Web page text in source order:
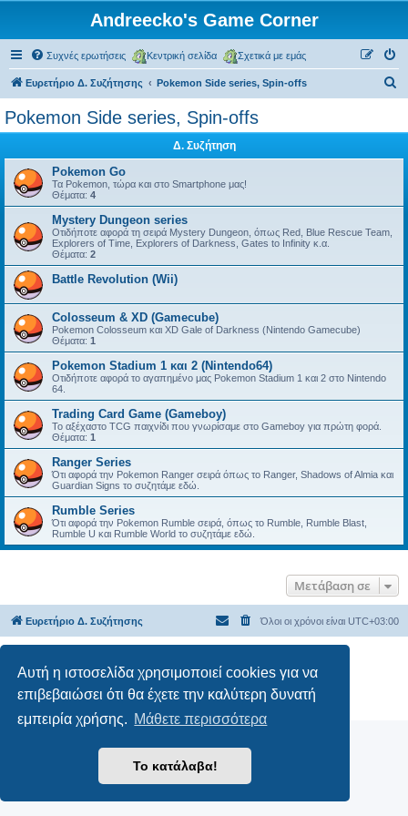
Αυτή η ιστοσελίδα χρησιμοποιεί cookies για να
επιβεβαιώσει ότι θα έχετε την καλύτερη δυνατή
εμπειρία χρήσης. Μάθετε περισσότερα
Το κατάλαβα!
Andreecko's Game Corner
Συχνές ερωτήσεις Κεντρική σελίδα Σχετικά με εμάς
Ευρετήριο Δ. Συζήτησης Pokemon Side series, Spin-offs
Pokemon Side series, Spin-offs
Δ. Συζήτηση
Pokemon Go
Τα Pokemon, τώρα και στο Smartphone μας!
Θέματα: 4
Mystery Dungeon series
Οτιδήποτε αφορά τη σειρά Mystery Dungeon, όπως Red, Blue Rescue Team,
Explorers of Time, Explorers of Darkness, Gates to Infinity κ.α.
Θέματα: 2
Battle Revolution (Wii)
Colosseum & XD (Gamecube)
Pokemon Colosseum και XD Gale of Darkness (Nintendo Gamecube)
Θέματα: 1
Pokemon Stadium 1 και 2 (Nintendo64)
Οτιδήποτε αφορά το αγαπημένο μας Pokemon Stadium 1 και 2 στο Nintendo
64.
Trading Card Game (Gameboy)
Το αξέχαστο TCG παιχνίδι που γνωρίσαμε στο Gameboy για πρώτη φορά.
Θέματα: 1
Ranger Series
Ότι αφορά την Pokemon Ranger σειρά όπως το Ranger, Shadows of Almia και
Guardian Signs το συζητάμε εδώ.
Rumble Series
Ότι αφορά την Pokemon Rumble σειρά, όπως το Rumble, Rumble Blast,
Rumble U και Rumble World το συζητάμε εδώ.
Μετάβαση σε
Ευρετήριο Δ. Συζήτησης Όλοι οι χρόνοι είναι UTC+03:00
Ελληνική μετάφραση από το
Απόρρητο |Όροι